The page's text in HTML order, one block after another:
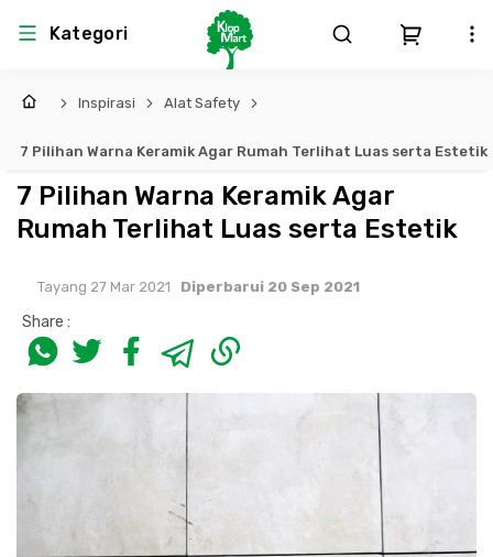
Kategori
Arsitektur
Lem
Dinding
Pintu, Jendela & Perlengkapan
Cat dan Pelapis Dinding
Plafon & Partisi
Struktural
Produk K3
Perlengkapan
Bekisting
Besi Beton & Wiremesh
Material Alam
MEP
Sistem Elektro
Sistem Penanggulangan Kebakaran
Sistem Pemipaan
Peralatan Elektronik
Sistem Elektrikal
Interior
Landscape
Inspirasi Alat Safety
7 Pilihan Warna Keramik Agar Rumah Terlihat Luas serta Estetik
7 Pilihan Warna Keramik Agar
Rumah Terlihat Luas serta Estetik
Tayang 27 Mar 2021 Diperbarui 20 Sep 2021
Share :